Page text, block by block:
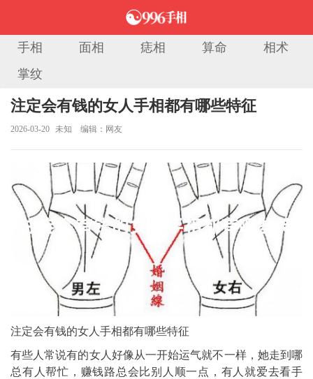
手相 面相 痣相 算命
相术
掌纹
当前位置：
注定会有钱的女人手相都有哪些特征
2026-03-20 未知 编辑：网友
注定会有钱的女人手相都有哪些特征
有些人常说有的女人好像从一开始运气就不一样，她走到哪
总有人帮忙，赚钱路总会比别人顺一点，有人就爱去看手